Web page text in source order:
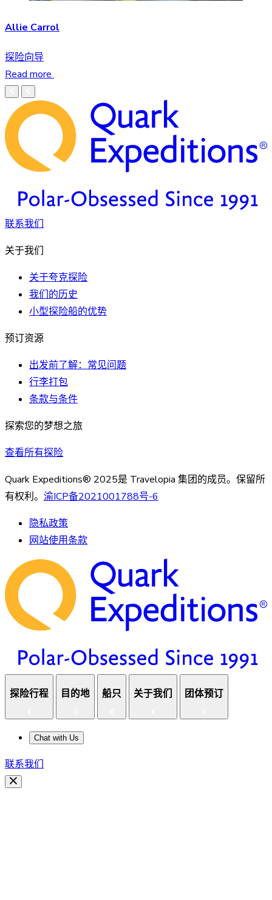
Allie Carrol
探险向导
Read more
联系我们
关于我们
关于夸克探险
我们的历史
小型探险船的优势
预订资源
出发前了解：常见问题
行李打包
条款与条件
探索您的梦想之旅
查看所有探险
Quark Expeditions® 2025是 Travelopia 集团的成员。保留所
有权利。 渝ICP备2021001788号-6
隐私政策
网站使用条款
探险行程 目的地 船只 关于我们 团体预订
Chat with Us
联系我们